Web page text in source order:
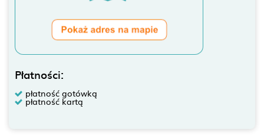
Płatności:
płatność gotówką
płatność kartą